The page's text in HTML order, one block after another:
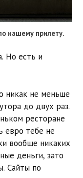
нашему прилету.
Но есть и
никак не меньше
до двух раз.
ресторане
евро тебе не
вообще никаких
деньги, зато
Сайты по